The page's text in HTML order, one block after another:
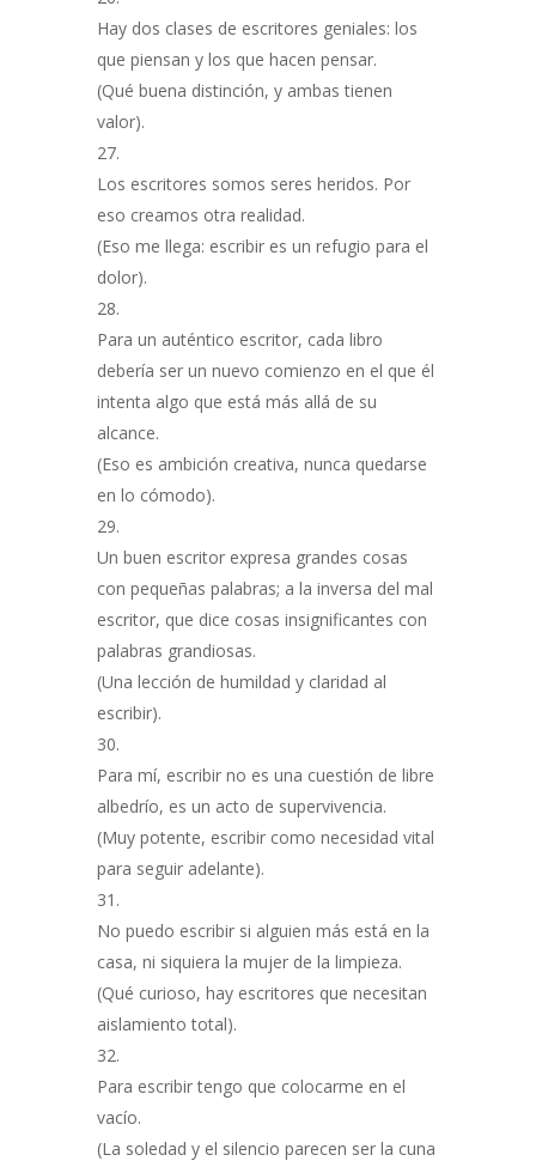
Hay dos clases de escritores geniales: los
que piensan y los que hacen pensar.
(Qué buena distinción, y ambas tienen
valor).
Los escritores somos seres heridos. Por
eso creamos otra realidad.
(Eso me llega: escribir es un refugio para el
dolor).
Para un auténtico escritor, cada libro
debería ser un nuevo comienzo en el que él
intenta algo que está más allá de su
alcance.
(Eso es ambición creativa, nunca quedarse
en lo cómodo).
Un buen escritor expresa grandes cosas
con pequeñas palabras; a la inversa del mal
escritor, que dice cosas insignificantes con
palabras grandiosas.
(Una lección de humildad y claridad al
escribir).
Para mí, escribir no es una cuestión de libre
albedrío, es un acto de supervivencia.
(Muy potente, escribir como necesidad vital
para seguir adelante).
No puedo escribir si alguien más está en la
casa, ni siquiera la mujer de la limpieza.
(Qué curioso, hay escritores que necesitan
aislamiento total).
Para escribir tengo que colocarme en el
vacío.
(La soledad y el silencio parecen ser la cuna